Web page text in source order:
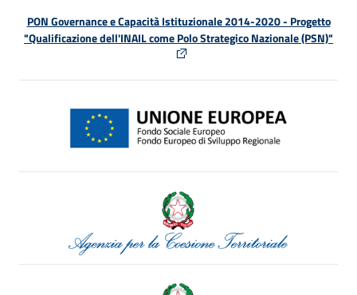
PON Governance e Capacità Istituzionale 2014-2020 - Progetto
"Qualificazione dell'INAIL come Polo Strategico Nazionale (PSN)"